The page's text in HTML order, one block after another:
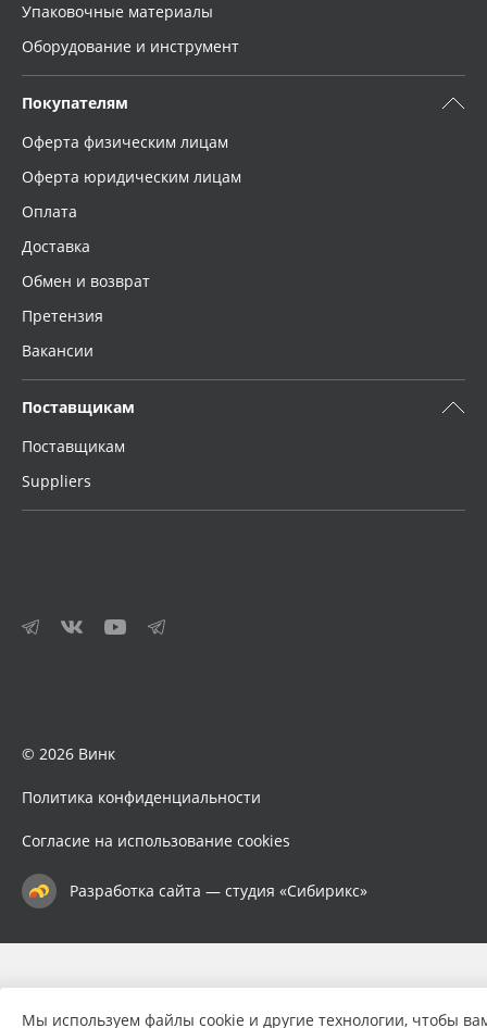
Упаковочные материалы
Оборудование и инструмент
Покупателям
Оферта физическим лицам
Оферта юридическим лицам
Оплата
Доставка
Обмен и возврат
Претензия
Вакансии
Поставщикам
Поставщикам
Suppliers
© 2026 Винк
Политика конфиденциальности
Согласие на использование cookies
Разработка сайта — студия «Сибирикс»
Мы используем файлы cookie и другие технологии, чтобы